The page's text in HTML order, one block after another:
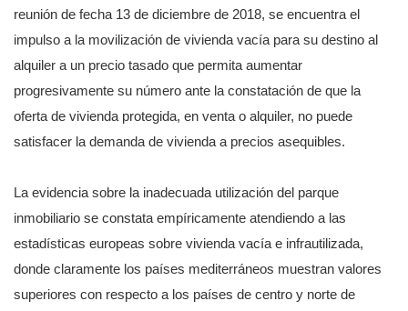
reunión de fecha 13 de diciembre de 2018, se encuentra el
impulso a la movilización de vivienda vacía para su destino al
alquiler a un precio tasado que permita aumentar
progresivamente su número ante la constatación de que la
oferta de vivienda protegida, en venta o alquiler, no puede
satisfacer la demanda de vivienda a precios asequibles.
La evidencia sobre la inadecuada utilización del parque
inmobiliario se constata empíricamente atendiendo a las
estadísticas europeas sobre vivienda vacía e infrautilizada,
donde claramente los países mediterráneos muestran valores
superiores con respecto a los países de centro y norte de